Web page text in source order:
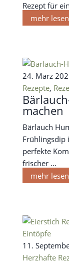
Rezept für
mehr lesen
24. März
Rezepte,
machen
Bärlauch
Frühlingsdip
perfekte
frischer ...
mehr lesen
11.
Herzhafte